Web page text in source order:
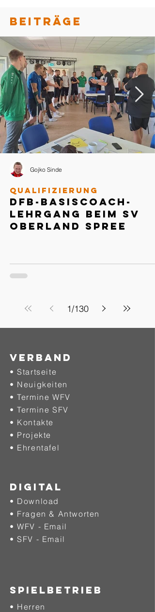
BEITRÄGE
DFB-Basiscoach-
Lehrgang beim SV
Oberland Spree
Qualifizierung
Gojko Sinde
1/130
Verband
• Startseite
• Neuigkeiten
• Termine WFV
• Termine SFV
• Kontakte
• Projekte
• Ehrentafel
DIGITAL
• Download
• Fragen & Antworten
• WFV - Email
• SFV - Email
SPIELBETRIEB
• Herren